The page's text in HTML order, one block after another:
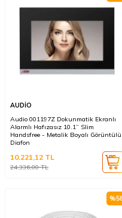
AUDİO
Audio 001197Z Dokunmatik Ekranlı
Alarmlı Hafızasız 10.1” Slim
Handsfree - Metalik Boyalı Görüntülü
Diafon
24.336,00TL
10.221,12 TL
%